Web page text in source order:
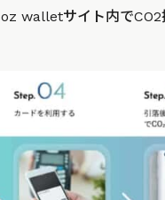
walletサイト内でCO2